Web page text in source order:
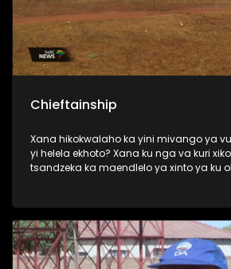
Chieftainship
Xana hikokwalaho ka yini mivango ya
yi helela ekhoto? Xana ku nga va kuri
tsandzeka ka maendlelo ya xinto ya ku